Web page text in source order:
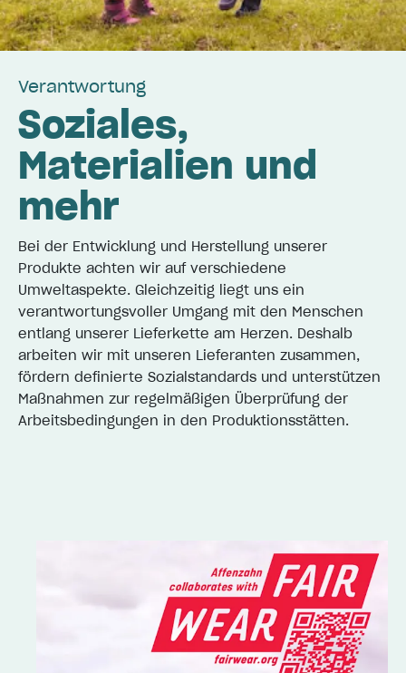
Verantwortung
Soziales,
Materialien und
mehr
Bei der Entwicklung und Herstellung unserer
Produkte achten wir auf verschiedene
Umweltaspekte. Gleichzeitig liegt uns ein
verantwortungsvoller Umgang mit den Menschen
entlang unserer Lieferkette am Herzen. Deshalb
arbeiten wir mit unseren Lieferanten zusammen,
fördern definierte Sozialstandards und unterstützen
Maßnahmen zur regelmäßigen Überprüfung der
Arbeitsbedingungen in den Produktionsstätten.